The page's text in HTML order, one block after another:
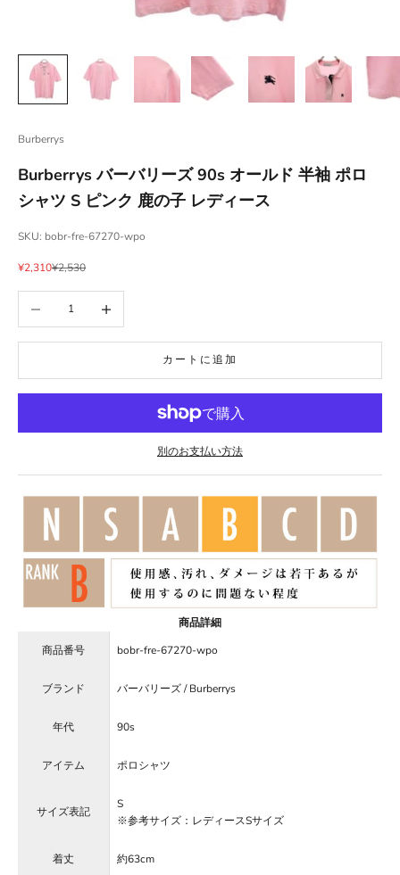
Burberrys
Burberrys バーバリーズ 90s オールド 半袖 ポロ
シャツ S ピンク 鹿の子 レディース
SKU: bobr-fre-67270-wpo
セール価格
¥2,310通常価格
¥2,530
カートに追加
別のお支払い方法
商品詳細
商品番号
bobr-fre-67270-wpo
ブランド バーバリーズ / Burberrys
年代 90s
アイテム ポロシャツ
サイズ表記
S
※参考サイズ：レディースSサイズ
着丈 約63cm